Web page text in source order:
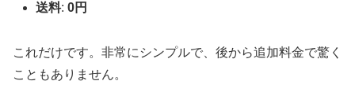
送料:0円
これだけです。非常にシンプルで、後から追加料金で驚く
こともありません。